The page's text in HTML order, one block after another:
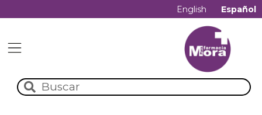
English Español